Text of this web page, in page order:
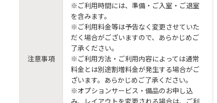
注意事項
※ご利用時間には、準備・ご入室・ご退室
を含みます。
※ご利用料金等は予告なく変更させていた
だく場合がございますので、あらかじめご
了承ください。
※ご利用方法・ご利用内容によっては通常
料金とは別途割増料金が発生する場合がご
ざいます。あらかじめご了承ください。
※オプションサービス・備品のお申し込